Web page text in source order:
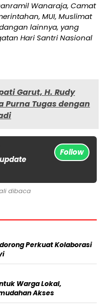
Wanaraja, Camat
MUI, Muslimat
lainnya, yang
Hari Santri Nasional
Garut, H. Rudy
Purna Tugas dengan
Follow
dibaca
Perkuat Kolaborasi
Warga Lokal,
Akses